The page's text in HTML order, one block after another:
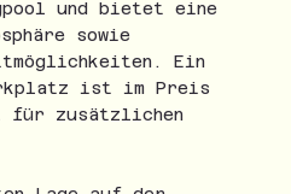
und bietet eine
sowie
Ein
ist im Preis
für zusätzlichen